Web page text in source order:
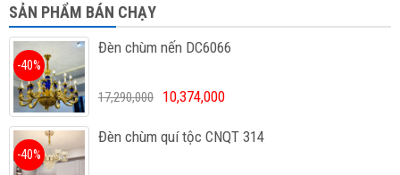
SẢN PHẨM BÁN CHẠY
Đèn chùm nến DC6066
-40%
17,290,000 10,374,000
Đèn chùm quí tộc CNQT 314
-40%